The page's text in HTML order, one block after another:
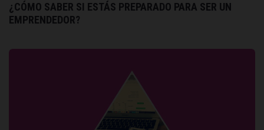
¿CÓMO SABER SI ESTÁS PREPARADO PARA SER UN
EMPRENDEDOR?